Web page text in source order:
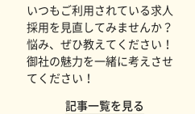
いつもご利用されている求人
採用を見直してみませんか？
悩み、ぜひ教えてください！
御社の魅力を一緒に考えさせ
てください！
記事一覧を見る